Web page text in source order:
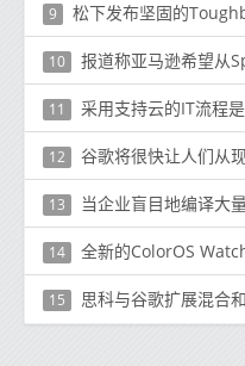
9 松下发布坚固的
10 报道称亚马逊希望从
11 采用支持云的IT流程是
12 谷歌将很快让人们从现金
13 当企业盲目地编译大量
14 全新的ColorOS Watch 1.5为
15 思科与谷歌扩展混合